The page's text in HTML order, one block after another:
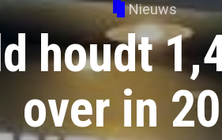
Nieuws
houdt
over in